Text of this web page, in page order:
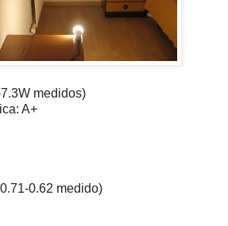
medidos)
A+
0.62 medido)